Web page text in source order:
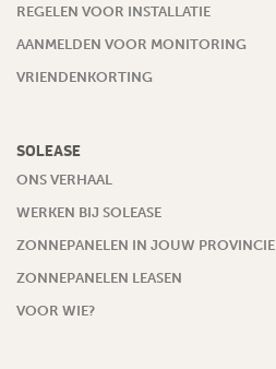
REGELEN VOOR INSTALLATIE
AANMELDEN VOOR MONITORING
VRIENDENKORTING
SOLEASE
ONS VERHAAL
WERKEN BIJ SOLEASE
ZONNEPANELEN IN JOUW PROVINCIE
ZONNEPANELEN LEASEN
VOOR WIE?